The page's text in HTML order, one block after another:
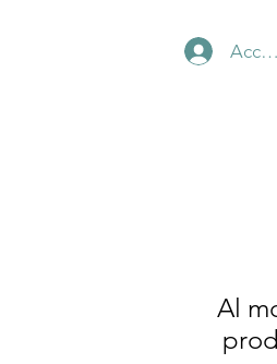
Accedi
Al